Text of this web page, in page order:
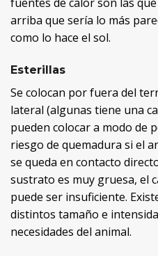
arriba que sería lo más
como lo hace el sol.
Esterillas
Se colocan por fuera del
lateral (algunas tiene una
pueden colocar a modo de
riesgo de quemadura si el
se queda en contacto
sustrato es muy gruesa, el
puede ser insuficiente.
distintos tamaño e
necesidades del animal.